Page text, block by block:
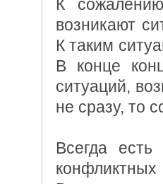
К
возникают
К таким
В конце
ситуаций,
не сразу, то
Всегда